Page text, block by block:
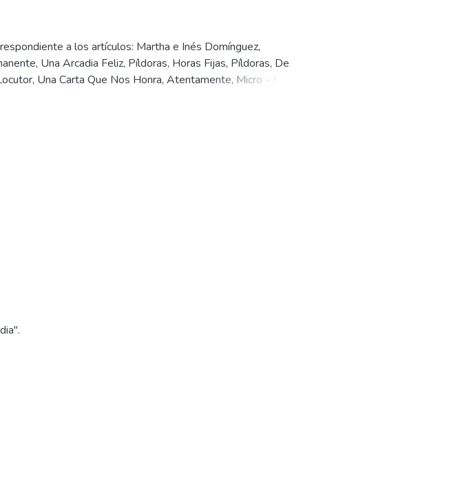
a los artículos: Martha e Inés Domínguez,
Una Arcadia Feliz, Píldoras, Horas Fijas, Píldoras, De
Una Carta Que Nos Honra, Atentamente, Micro - Notas -,
de la Risa -, Cupón, Píldoras, Dos Poetisas Nacionales,